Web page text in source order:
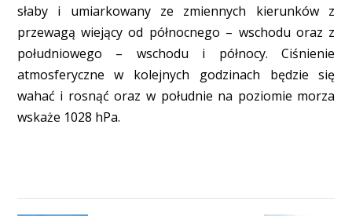
słaby i umiarkowany ze zmiennych kierunków z
przewagą wiejący od północnego – wschodu oraz z
południowego – wschodu i północy. Ciśnienie
atmosferyczne w kolejnych godzinach będzie się
wahać i rosnąć oraz w południe na poziomie morza
wskaże 1028 hPa.